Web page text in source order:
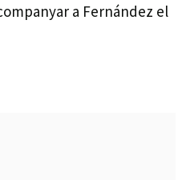
a Fernández el